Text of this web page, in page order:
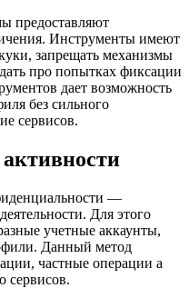
предоставляют
Инструменты имеют
запрещать механизмы
про попытках фиксации
дает возможность
без сильного
сервисов.
—
Для этого
учетные аккаунты,
Данный метод
частные операции а
сервисов.